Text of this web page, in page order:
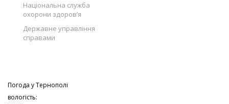
Національна служба
охорони здоров’я
Державне управління
справами
Погода уТернополі
вологість: